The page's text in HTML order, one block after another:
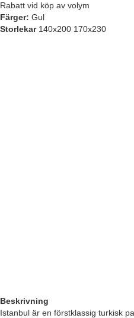
Rabatt vid köp av volym
Färger: Gul
Storlekar140x200 170x230
Beskrivning
Istanbul är en förstklassig turkisk